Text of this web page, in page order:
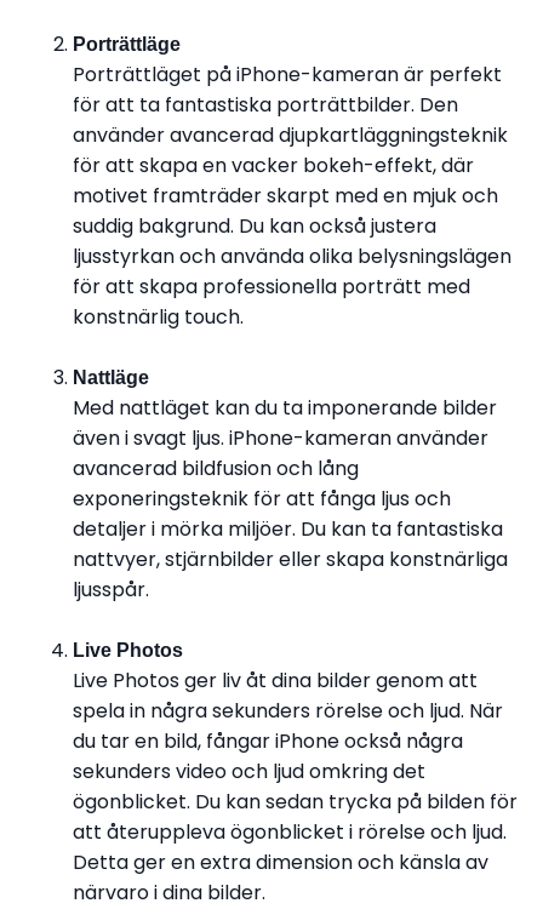
Porträttläge
Porträttläget på iPhone-kameran är perfekt
för att ta fantastiska porträttbilder. Den
använder avancerad djupkartläggningsteknik
för att skapa en vacker bokeh-effekt, där
motivet framträder skarpt med en mjuk och
suddig bakgrund. Du kan också justera
ljusstyrkan och använda olika belysningslägen
för att skapa professionella porträtt med
konstnärlig touch.
Nattläge
Med nattläget kan du ta imponerande bilder
även i svagt ljus. iPhone-kameran använder
avancerad bildfusion och lång
exponeringsteknik för att fånga ljus och
detaljer i mörka miljöer. Du kan ta fantastiska
nattvyer, stjärnbilder eller skapa konstnärliga
ljusspår.
Live Photos
Live Photos ger liv åt dina bilder genom att
spela in några sekunders rörelse och ljud. När
du tar en bild, fångar iPhone också några
sekunders video och ljud omkring det
ögonblicket. Du kan sedan trycka på bilden för
att återuppleva ögonblicket i rörelse och ljud.
Detta ger en extra dimension och känsla av
närvaro i dina bilder.